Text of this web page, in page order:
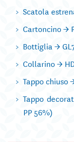
Scatola
Cartoncino –>
Bottiglia –>
Collarino –>
Tappo chiuso
Tappo
PP 56%)